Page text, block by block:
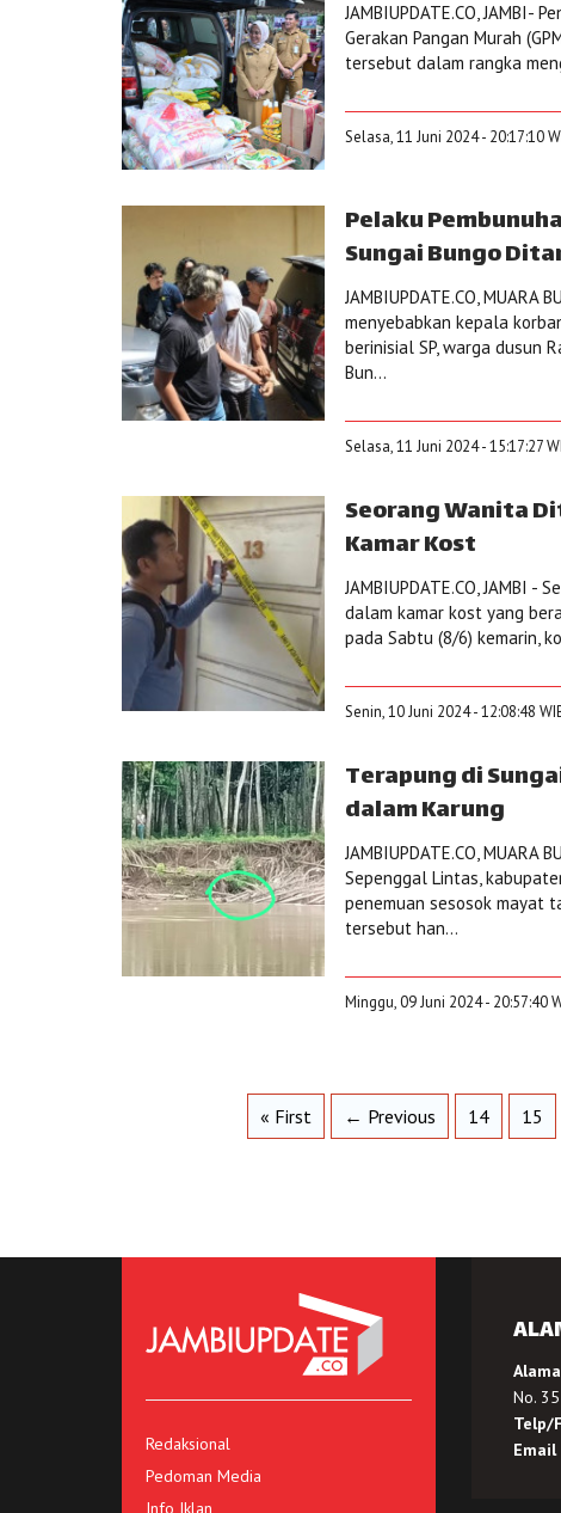
JAMBIUPDATE.CO, JAMBI-
Gerakan Pangan Murah
tersebut dalam rangka
Selasa, 11 Juni 2024 - 20:17:10
Pelaku
Sungai Bungo
JAMBIUPDATE.CO,
menyebabkan kepala
berinisial SP, warga dusun
Bun...
Selasa, 11 Juni 2024 - 15:17:27
Seorang Wanita
Kamar Kost
JAMBIUPDATE.CO, JAMBI
dalam kamar kost yang
pada Sabtu (8/6) kemarin,
Senin, 10 Juni 2024 - 12:08:48
Terapung di
dalam Karung
JAMBIUPDATE.CO, MUARA
Sepenggal Lintas,
penemuan sesosok mayat
tersebut han...
Minggu, 09 Juni 2024 - 20:57:40
« First ← Previous 14 15
Redaksional
Pedoman Media
Info Iklan
No.
Telp/
Email